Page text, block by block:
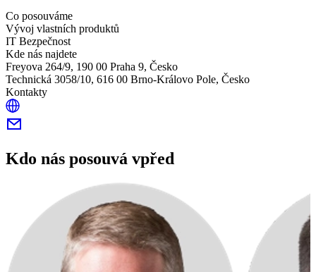
Co posouváme
Vývoj vlastních produktů
IT Bezpečnost
Kde nás najdete
Freyova 264/9, 190 00 Praha 9, Česko
Technická 3058/10, 616 00 Brno-Královo Pole, Česko
Kontakty
Kdo nás posouvá vpřed